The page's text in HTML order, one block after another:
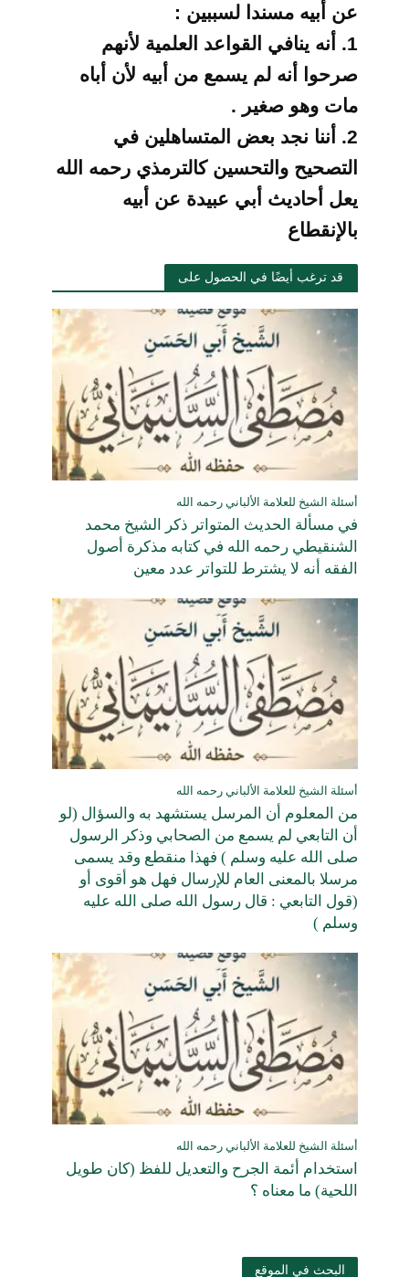
عن أبيه مسندا لسببين :
1.
أنه ينافي القواعد العلمية لأنهم
صرحوا أنه لم يسمع من أبيه لأن أباه
مات وهو صغير .
2.
أننا نجد بعض المتساهلين في
التصحيح والتحسين كالترمذي رحمه الله
يعل أحاديث أبي عبيدة عن أبيه
بالإنقطاع
قد ترغب أيضًا في الحصول على
أسئلة الشيخ للعلامة الألباني رحمه الله
في مسألة الحديث المتواتر ذكر الشيخ محمد
الشنقيطي رحمه الله في كتابه مذكرة أصول
الفقه أنه لا يشترط للتواتر عدد معين
أسئلة الشيخ للعلامة الألباني رحمه الله
من المعلوم أن المرسل يستشهد به والسؤال (لو
أن التابعي لم يسمع من الصحابي وذكر الرسول
صلى الله عليه وسلم ) فهذا منقطع وقد يسمى
مرسلا بالمعنى العام للإرسال فهل هو أقوى أو
(قول التابعي : قال رسول الله صلى الله عليه
وسلم )
أسئلة الشيخ للعلامة الألباني رحمه الله
استخدام أئمة الجرح والتعديل للفظ (كان طويل
اللحية) ما معناه ؟
البحث في الموقع